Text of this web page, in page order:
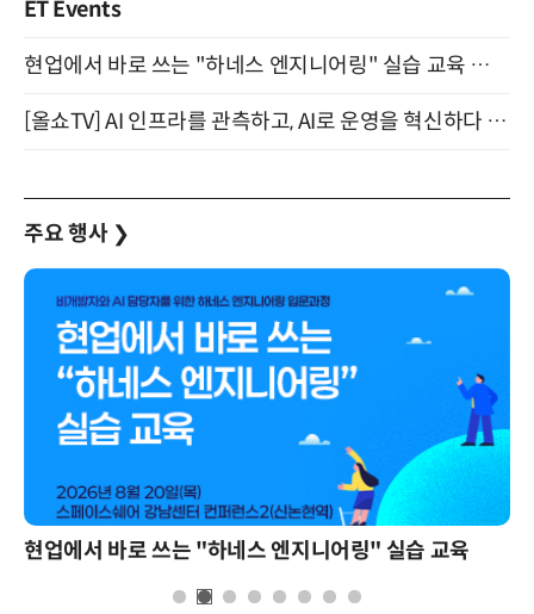
ET Events
현업에서 바로 쓰는 "하네스 엔지니어링" 실습 교육 워크숍 8월 20일 개최
[올쇼TV] AI 인프라를 관측하고, AI로 운영을 혁신하다 (8월 11일 생방송)
주요 행사 ❯
현업에서 바로 쓰는 "하네스 엔지니어링" 실습 교육